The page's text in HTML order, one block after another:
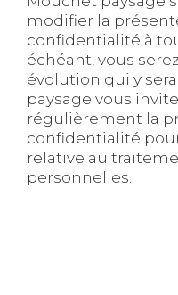
modifier la
confidentialité à
échéant, vous
évolution qui y
paysage vous
régulièrement la
confidentialité
relative au
personnelles.